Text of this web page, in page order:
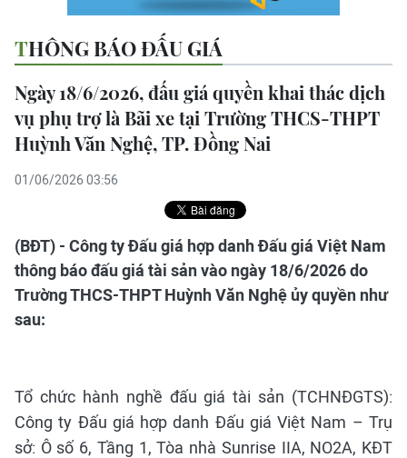
THÔNG BÁO ĐẤU GIÁ
Ngày 18/6/2026, đấu giá quyền khai thác dịch
vụ phụ trợ là Bãi xe tại Trường THCS-THPT
Huỳnh Văn Nghệ, TP. Đồng Nai
01/06/2026 03:56
(BĐT) - Công ty Đấu giá hợp danh Đấu giá Việt Nam
thông báo đấu giá tài sản vào ngày 18/6/2026 do
Trường THCS-THPT Huỳnh Văn Nghệ ủy quyền như
sau:
Tổ chức hành nghề đấu giá tài sản (TCHNĐGTS):
Công ty Đấu giá hợp danh Đấu giá Việt Nam – Trụ
sở: Ô số 6, Tầng 1, Tòa nhà Sunrise IIA, NO2A, KĐT